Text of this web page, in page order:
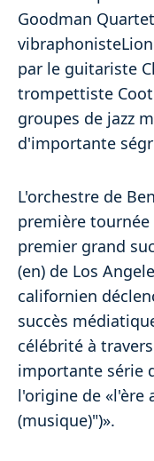
Goodman
par le guitariste
trompettiste
groupes de jazz
d'importante
L'orchestre de
première tournée
premier grand
(en) de Los
californien
succès
célébrité à
importante série
l'origine de «l'ère
(musique)")».